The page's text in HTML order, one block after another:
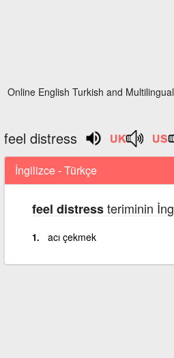
Online English Turkish and
feel distress
İngilizce - Türkçe
feel distressteriminin
acı çekmek